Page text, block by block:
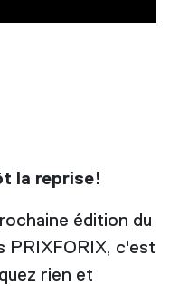
la reprise!
édition du
PRIXFORIX, c'est
rien et